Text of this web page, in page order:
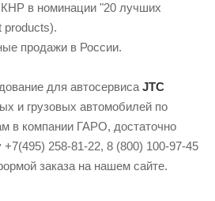
КНР в номинации "20 лучших
products).
продажи в России.
для автосервиса JTC
и грузовых автомобилей по
в компании ГАРО, достаточно
258-81-22, 8 (800) 100-97-45
заказа на нашем сайте.